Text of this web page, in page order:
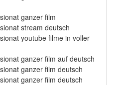
ganzer film
stream deutsch
youtube filme in voller
ganzer film auf deutsch
ganzer film deutsch
ganzer film deutsch